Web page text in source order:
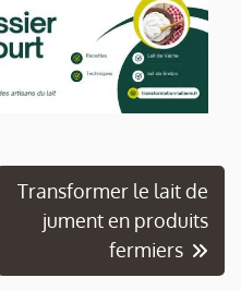
Transformer le lait de
jument en produits
fermiers